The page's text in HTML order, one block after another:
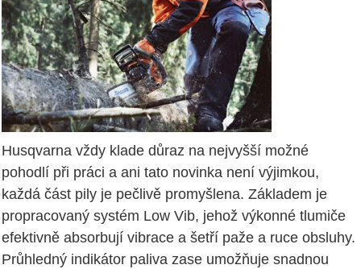
Husqvarna vždy klade důraz na nejvyšší možné
pohodlí při práci a ani tato novinka není výjimkou,
každá část pily je pečlivě promyšlena. Základem je
propracovaný systém Low Vib, jehož výkonné tlumiče
efektivně absorbují vibrace a šetří paže a ruce obsluhy.
Průhledný indikátor paliva zase umožňuje snadnou